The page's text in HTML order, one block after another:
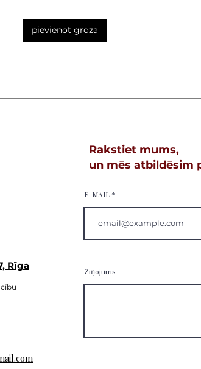
pievienot grozā
Rīga
Rakstiet mums,
un mēs atbildēsim
E-MAIL
Ziņojums